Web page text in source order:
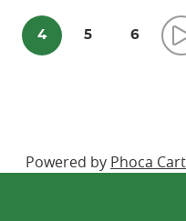
4 5 6
Powered by Phoca Cart